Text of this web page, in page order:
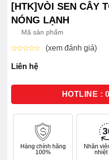
[HTK]VÒI SEN CÂY
NÓNG LẠNH
Mã sản phẩm
xếp
hạng
sao
(xem đánh giá)
Liên hệ
HOTLINE :
Hàng chính hãng
100%
Nhân
nhiệt